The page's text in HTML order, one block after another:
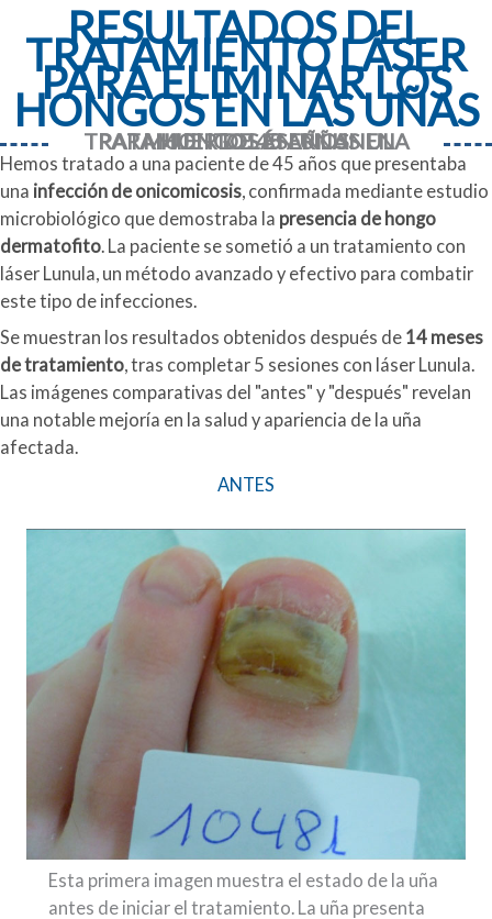
RESULTADOS DEL
TRATAMIENTO LÁSER
PARA ELIMINAR LOS
HONGOS EN LAS UÑAS
TRATAMIENTO LÁSER LUNULA PARA HONGOS EN UÑAS EN MUJER DE 45 AÑOS
Hemos tratado a una paciente de 45 años que presentaba
una infección de onicomicosis, confirmada mediante estudio
microbiológico que demostraba la presencia de hongo
dermatofito. La paciente se sometió a un tratamiento con
láser Lunula, un método avanzado y efectivo para combatir
este tipo de infecciones.
Se muestran los resultados obtenidos después de 14 meses
de tratamiento, tras completar 5 sesiones con láser Lunula.
Las imágenes comparativas del "antes" y "después" revelan
una notable mejoría en la salud y apariencia de la uña
afectada.
ANTES
Esta primera imagen muestra el estado de la uña
antes de iniciar el tratamiento. La uña presenta